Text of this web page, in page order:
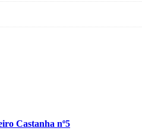
Castanha nº5